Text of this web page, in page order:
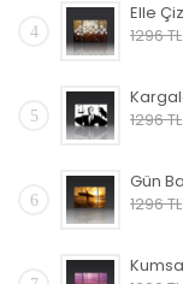
4
1296 TL
5
1296 TL
6
1296 TL